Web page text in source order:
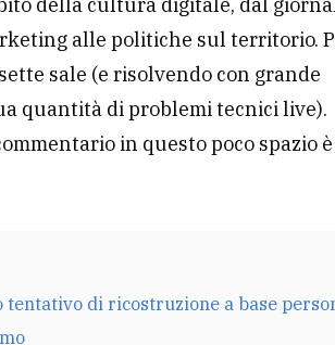
alle politiche sul territorio.
sale (e risolvendo con grande
quantità di problemi tecnici live).
in questo poco spazio è
tentativo di ricostruzione a base